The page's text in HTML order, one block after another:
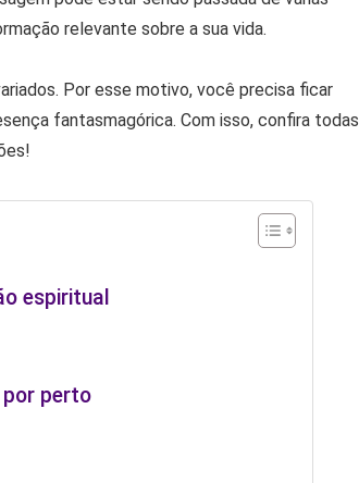
relevante sobre a sua vida.
Por esse motivo, você precisa ficar
fantasmagórica. Com isso, confira todas
espiritual
por perto